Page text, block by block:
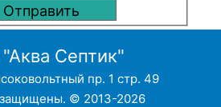
Септик"
пр. 1 стр. 49
защищены. © 2013-2026